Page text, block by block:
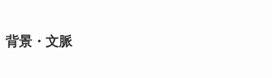
背景・文脈